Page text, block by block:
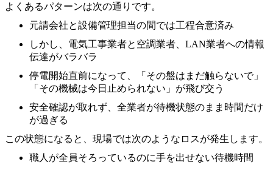
よくあるパターンは次の通りです。
元請会社と設備管理担当の間では工程合意済み
しかし、電気工事業者と空調業者、LAN業者への情報
伝達がバラバラ
停電開始直前になって、「その盤はまだ触らないで」
「その機械は今日止められない」が飛び交う
安全確認が取れず、全業者が待機状態のまま時間だけ
が過ぎる
この状態になると、現場では次のようなロスが発生します。
職人が全員そろっているのに手を出せない待機時間